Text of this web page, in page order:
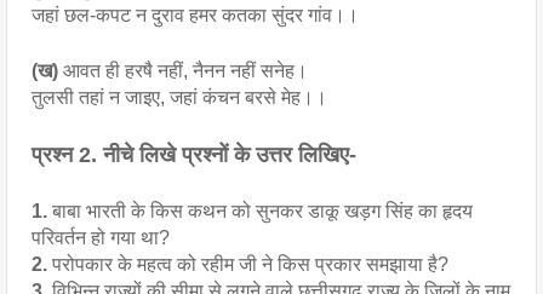
जहां छल-कपट न दुराव हमर कतका सुंदर गांव।।
(ख) आवत ही हरषै नहीं, नैनन नहीं सनेह।
तुलसी तहां न जाइए, जहां कंचन बरसे मेह।।
प्रश्न 2. नीचे लिखे प्रश्नों के उत्तर लिखिए-
1. बाबा भारती के किस कथन को सुनकर डाकू खड़ग सिंह का हृदय
परिवर्तन हो गया था?
2. परोपकार के महत्व को रहीम जी ने किस प्रकार समझाया है?